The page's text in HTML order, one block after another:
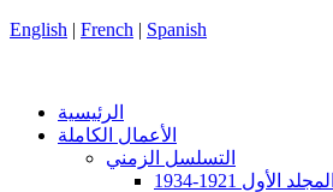
English | French | Spanish
الرئيسية
الأعمال الكاملة
التسلسل الزمني
المجلد الأول 1921-1934